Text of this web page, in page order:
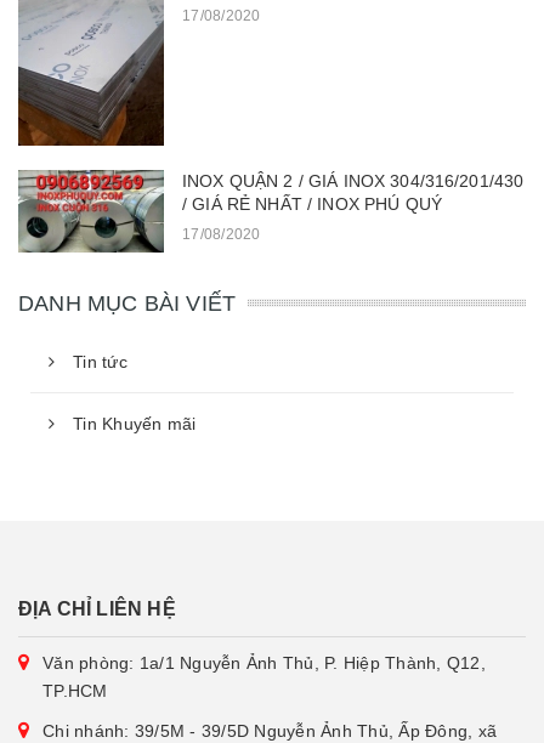
17/08/2020
INOX QUẬN 2 / GIÁ INOX 304/316/201/430
/ GIÁ RẺ NHẤT / INOX PHÚ QUÝ
17/08/2020
DANH MỤC BÀI VIẾT
Tin tức
Tin Khuyến mãi
ĐỊA CHỈ LIÊN HỆ
Văn phòng: 1a/1 Nguyễn Ảnh Thủ, P. Hiệp Thành, Q12,
TP.HCM
Chi nhánh: 39/5M - 39/5D Nguyễn Ảnh Thủ, Ấp Đông, xã